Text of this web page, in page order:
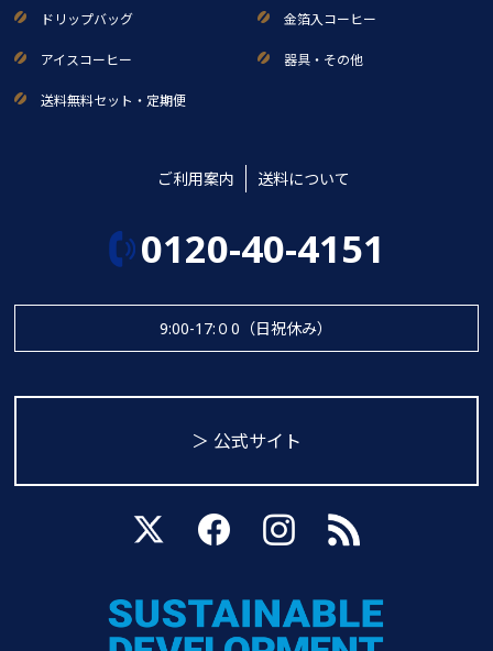
ドリップバッグ 金箔入コーヒー
アイスコーヒー 器具・その他
送料無料セット・定期便
ご利用案内 送料について
0120-40-4151
9:00-17:０0（日祝休み）
＞ 公式サイト